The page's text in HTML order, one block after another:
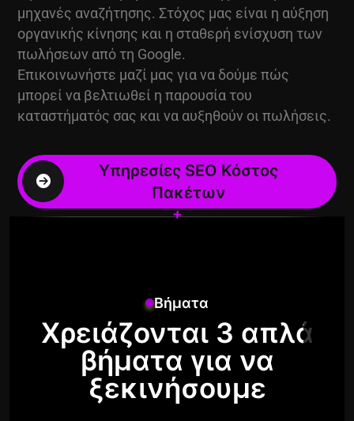
μηχανές αναζήτησης. Στόχος μας είναι η αύξηση
οργανικής κίνησης και η σταθερή ενίσχυση των
πωλήσεων από τη Google.
Επικοινωνήστε μαζί μας για να δούμε πώς
μπορεί να βελτιωθεί η παρουσία του
καταστήματός σας και να αυξηθούν οι πωλήσεις.
+
+
Βήματα
Χρειάζονται 3 απλά
βήματα για να
ξεκινήσουμε